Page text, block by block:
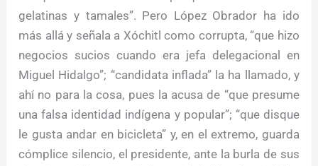
gelatinas y tamales”. Pero López Obrador ha ido
más allá y señala a Xóchitl como corrupta, “que hizo
negocios sucios cuando era jefa delegacional en
Miguel Hidalgo”; “candidata inflada” la ha llamado, y
ahí no para la cosa, pues la acusa de “que presume
una falsa identidad indígena y popular”; “que disque
le gusta andar en bicicleta” y, en el extremo, guarda
cómplice silencio, el presidente, ante la burla de sus